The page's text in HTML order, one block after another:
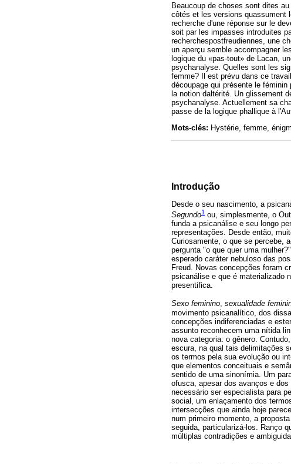
Beaucoup de choses sont dites
côtés et les versions quassument
recherche d'une réponse sur le
soit par les impasses introduites
recherchespostfreudiennes, une
un aperçu semble accompagner
logique du «pas-tout» de Lacan,
psychanalyse. Quelles sont les
femme? Il est prévu dans ce
découpage qui présente le
la notion daltérité. Un glissement
psychanalyse. Actuellement sa
passe de la logique phallique à
Mots-clés: Hystérie, femme,
Introdução
Desde o seu nascimento, a
Segundo1 ou, simplesmente, o
funda a psicanálise e seu longo
representações. Desde então,
Curiosamente, o que se percebe,
pergunta "o que quer uma
esperado caráter nebuloso das
Freud. Novas concepções foram
psicanálise e que é materializado
presentifica.
Sexo feminino, sexualidade
movimento psicanalítico, dos
concepções indiferenciadas e
assunto reconhecem uma nítida
nova categoria: o gênero.
escura, na qual tais delimitações
os termos pela sua evolução ou
que elementos conceituais e
sentido de uma sinonímia. Um
ofusca, apesar dos avanços e
necessário ser especialista para
social, um enlaçamento dos
intersecções que ainda hoje
num primeiro momento, a
seguida, particularizá-los. Ranço
múltiplas contradições e